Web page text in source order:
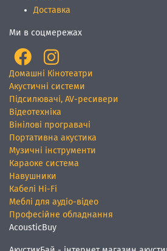
Доставка
Ми в соцмережах
Домашні Кінотеатри
Акустичні системи
Підсилювачі, AV-ресивери
Відеотехніка
Вінілові програвачі
Портативна акустика
Музичні інструменти
Караоке система
Навушники
Кабелі Hi-Fi
Меблі для аудіо-відео
Професійне обладнання
AcousticBuy